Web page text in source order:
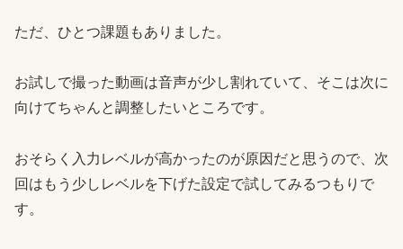
ただ、ひとつ課題もありました。
お試しで撮った動画は音声が少し割れていて、そこは次に
向けてちゃんと調整したいところです。
おそらく入力レベルが高かったのが原因だと思うので、次
回はもう少しレベルを下げた設定で試してみるつもりで
す。